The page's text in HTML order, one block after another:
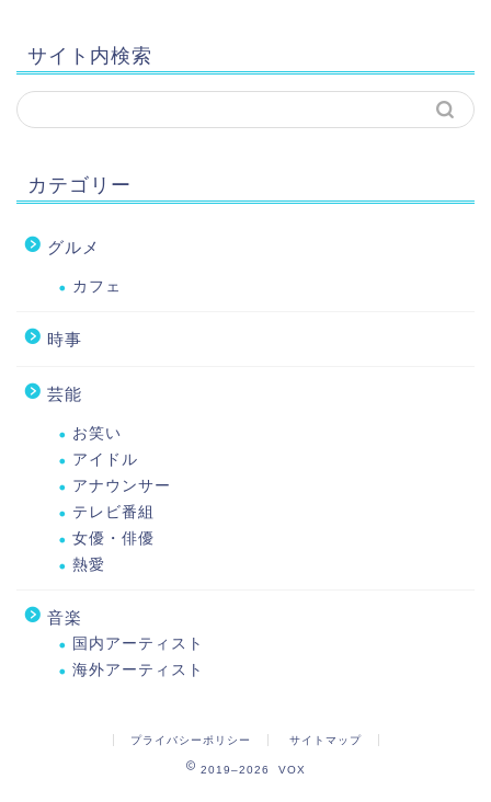
サイト内検索
カテゴリー
グルメ
カフェ
時事
芸能
お笑い
アイドル
アナウンサー
テレビ番組
女優・俳優
熱愛
音楽
国内アーティスト
海外アーティスト
プライバシーポリシー サイトマップ
2019–2026 VOX